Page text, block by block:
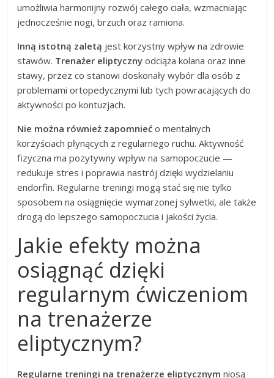
umożliwia harmonijny rozwój całego ciała, wzmacniając
jednocześnie nogi, brzuch oraz ramiona.
Inną istotną zaletą jest korzystny wpływ na zdrowie
stawów. Trenażer eliptyczny odciąża kolana oraz inne
stawy, przez co stanowi doskonały wybór dla osób z
problemami ortopedycznymi lub tych powracających do
aktywności po kontuzjach.
Nie można również zapomnieć o mentalnych
korzyściach płynących z regularnego ruchu. Aktywność
fizyczna ma pozytywny wpływ na samopoczucie —
redukuje stres i poprawia nastrój dzięki wydzielaniu
endorfin. Regularne treningi mogą stać się nie tylko
sposobem na osiągnięcie wymarzonej sylwetki, ale także
drogą do lepszego samopoczucia i jakości życia.
Jakie efekty można
osiągnąć dzięki
regularnym ćwiczeniom
na trenażerze
eliptycznym?
Regularne treningi na trenażerze eliptycznym niosą